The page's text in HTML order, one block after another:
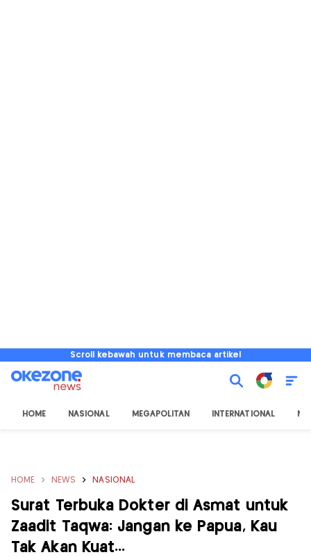
Scroll kebawah untuk membaca artikel
HOME NASIONAL MEGAPOLITAN INTERNATIONAL
HOME NEWS NASIONAL
Surat Terbuka Dokter di Asmat untuk
Zaadit Taqwa: Jangan ke Papua, Kau
Tak Akan Kuat...